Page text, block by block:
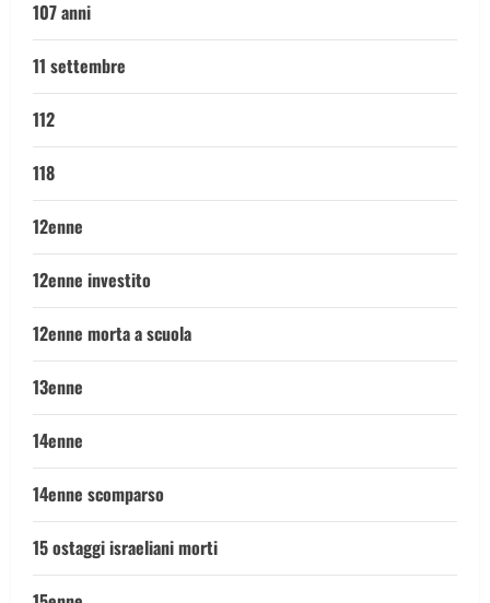
107 anni
11 settembre
112
118
12enne
12enne investito
12enne morta a scuola
13enne
14enne
14enne scomparso
15 ostaggi israeliani morti